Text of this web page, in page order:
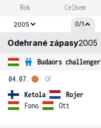
Rok Celkem
2005 0/1
Odehrané zápasy2005
Budaors challenger
04.07.
Ketola/
Rojer
Fono/ Ott
OF